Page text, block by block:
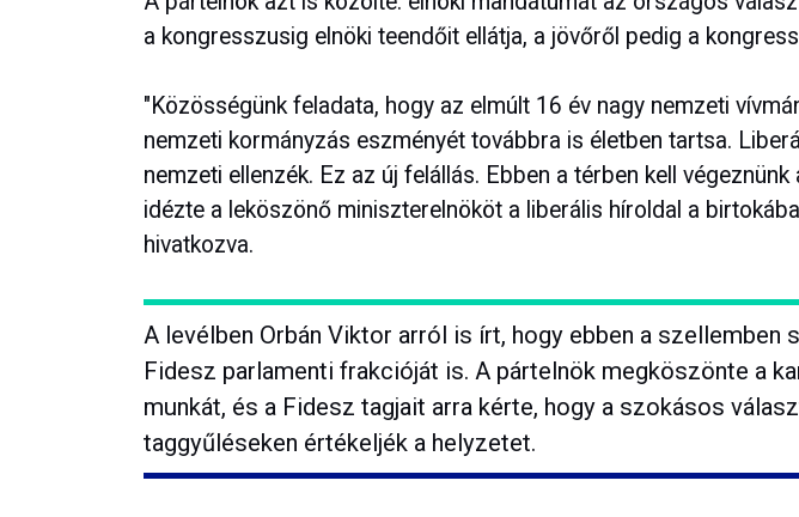
a kongresszusig elnöki teendőit ellátja, a jövőről pedig a
"Közösségünk feladata, hogy az elmúlt 16 év nagy nemzeti
nemzeti kormányzás eszményét továbbra is életben tartsa.
nemzeti ellenzék. Ez az új felállás. Ebben a térben kell végeznünk
idézte a leköszönő miniszterelnököt a liberális híroldal a
hivatkozva.
A levélben Orbán Viktor arról is írt, hogy ebben a szellemben
Fidesz parlamenti frakcióját is. A pártelnök megköszönte a
munkát, és a Fidesz tagjait arra kérte, hogy a szokásos
taggyűléseken értékeljék a helyzetet.